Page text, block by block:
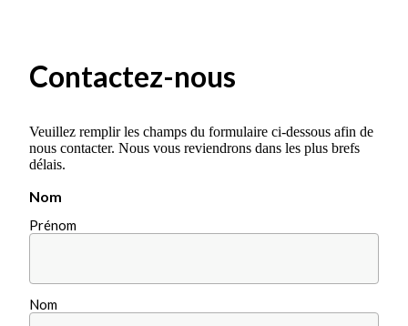
Contactez-nous
Veuillez remplir les champs du formulaire ci-dessous afin de
nous contacter. Nous vous reviendrons dans les plus brefs
délais.
Nom
Prénom
Nom